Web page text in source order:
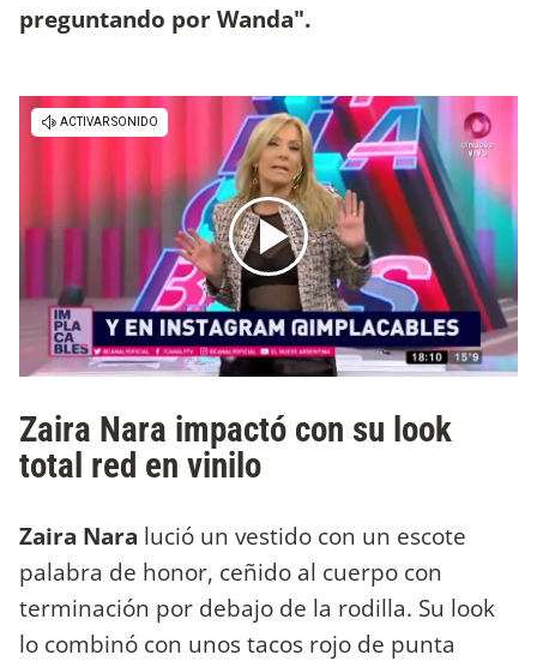
preguntando por Wanda".
Zaira Nara impactó con su look
total red en vinilo
Zaira Nara lució un vestido con un escote
palabra de honor, ceñido al cuerpo con
terminación por debajo de la rodilla. Su look
lo combinó con unos tacos rojo de punta